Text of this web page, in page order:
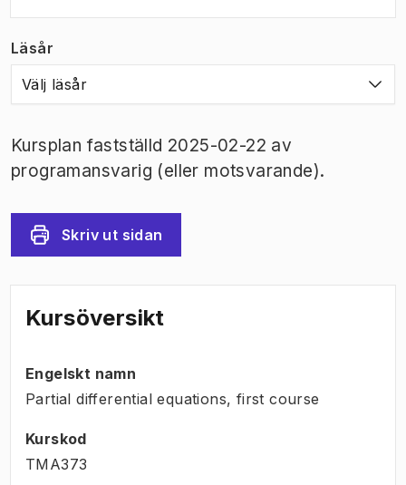
Läsår
Välj läsår
Kursplan fastställd 2025-02-22 av
programansvarig (eller motsvarande).
Skriv ut sidan
Kursöversikt
Engelskt namn
Partial differential equations, first course
Kurskod
TMA373